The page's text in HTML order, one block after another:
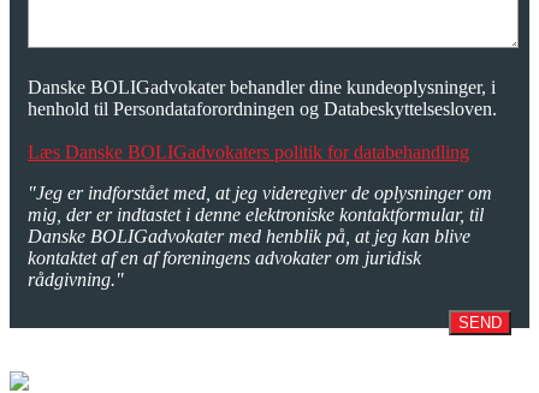
Danske BOLIGadvokater behandler dine kundeoplysninger, i
henhold til Persondataforordningen og Databeskyttelsesloven.
Læs Danske BOLIGadvokaters politik for databehandling
"Jeg er indforstået med, at jeg videregiver de oplysninger om
mig, der er indtastet i denne elektroniske kontaktformular, til
Danske BOLIGadvokater med henblik på, at jeg kan blive
kontaktet af en af foreningens advokater om juridisk
rådgivning."
SEND